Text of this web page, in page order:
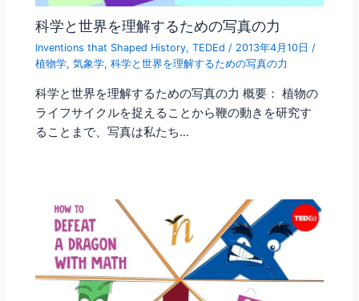
科学と世界を理解するための写真の力
Inventions that Shaped History,TEDEd / 2013年4月10日/
植物学,気象学,科学と世界を理解するための写真の力
科学と世界を理解するための写真の力 概要： 植物の
ライフサイクルを捉えることから鞭の動きを研究す
ることまで、写真は私たち…